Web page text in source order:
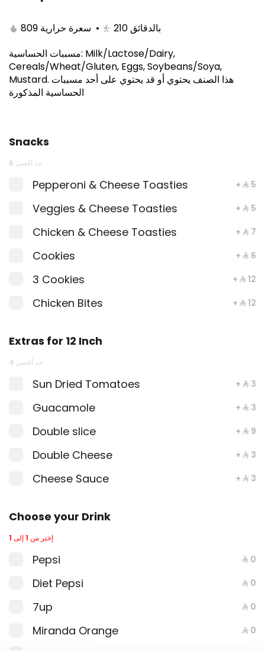
Spicy Italian Sub Combo
809 سعرة حرارية • 210بالدقائق
مسببات الحساسية: Milk/Lactose/Dairy,
Cereals/Wheat/Gluten, Eggs, Soybeans/Soya,
Mustard. هذا الصنف يحتوي أو قد يحتوي على أحد مسببات
الحساسية المذكورة
Snacks
حد أقصى 6
Pepperoni & Cheese Toasties + ⁨⁦‪‬ 5⁩
Veggies & Cheese Toasties + ⁨⁦‪‬ 5⁩
Chicken & Cheese Toasties + ⁨⁦‪‬ 7⁩
Cookies + ⁨⁦‪‬ 6⁩
3 Cookies + ⁨⁦‪‬ 12⁩
Chicken Bites + ⁨⁦‪‬ 12⁩
Extras for 12 Inch
حد أقصى 4
Sun Dried Tomatoes + ⁨⁦‪‬ 3⁩
Guacamole + ⁨⁦‪‬ 3⁩
Double slice + ⁨⁦‪‬ 9⁩
Double Cheese + ⁨⁦‪‬ 3⁩
Cheese Sauce + ⁨⁦‪‬ 3⁩
Choose your Drink
إختر من 1 إلى 1
Pepsi ⁨⁦‪‬ 0⁩
Diet Pepsi ⁨⁦‪‬ 0⁩
7up ⁨⁦‪‬ 0⁩
Miranda Orange ⁨⁦‪‬ 0⁩